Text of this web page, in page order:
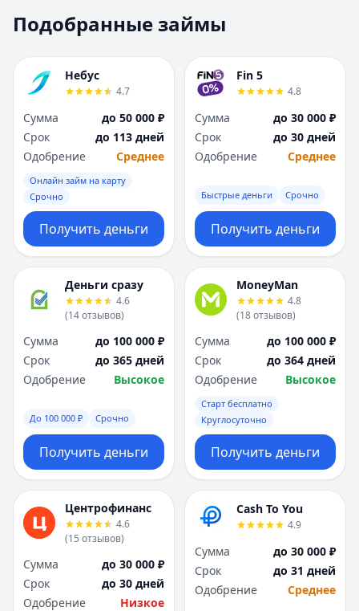
Набережные Челны
Нижний Новгород
Новокузнецк
Новосибирск
Омск
Пенза
Пермь
Р
Ростов-на-Дону
Рязань
С
Самара
Санкт-Петербург
Саратов
Севастополь
Сочи
Сургут
Т
Тверь
Тольятти
Томск
Тула
Ульяновск
Уфа
Набережные
Нижний Новгород
Новокузнецк
Новосибирск
Омск
Оренбург
Пенза
Пермь
Р
Ростов-на-Дону
Рязань
С
Самара
Санкт-Петербург
Саратов
Севастополь
Сочи
Сургут
Т
Тверь
Тольятти
Томск
Тула
Ульяновск
Уфа
Подобранные займы
Небус
4.7
Сумма
до 50 000 ₽
Срок
до 113 дней
Одобрение
Среднее
Онлайн займ на карту
Срочно
Получить деньги
Fin 5
4.8
Сумма
до 30 000 ₽
Срок
до 30 дней
Одобрение
Среднее
Быстрые деньги Срочно
Получить деньги
Деньги сразу
4.6
(14отзывов)
Сумма
до 100 000 ₽
Срок
до 365 дней
Одобрение
Высокое
До 100 000 ₽ Срочно
Получить деньги
MoneyMan
4.8
(18отзывов)
Сумма
до 100 000 ₽
Срок
до 364 дней
Одобрение
Высокое
Старт бесплатно
Круглосуточно
Получить деньги
Центрофинанс
4.6
(15 отзывов)
Сумма
до 30 000 ₽
Срок
до 30 дней
Одобрение
Низкое
Cash To You
4.9
Сумма
до 30 000 ₽
Срок
до 31 дней
Одобрение
Среднее